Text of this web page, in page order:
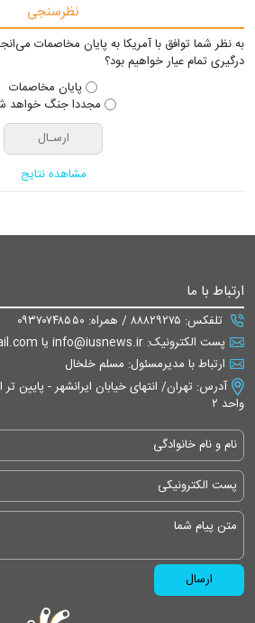
نظرسنجی
به نظر شما توافق با آمریکا به پایان مخاصمات
درگیری تمام عیار خواهیم بود؟
پایان مخاصمات
مجددا جنگ خواهد
مشاهده نتایج
ارتباط با ما
تلفکس: ۸۸۸۲۹۲۷۵ / همراه: ۰۹۳۷۰۷۴۸۵۵۰
پست الکترونیک: info@iusnews.ir یا eiusnews@gmail.com
ارتباط با مدیرمسئول: مسلم خلخال
واحد ۲